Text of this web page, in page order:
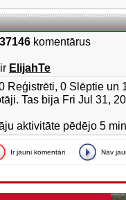
komentārus
ElijahTe
Reģistrēti, 0 Slēptie
Tas bija Fri Jul 31,
aktivitāte pēdējo 5
Ir jauni komentāri Nav